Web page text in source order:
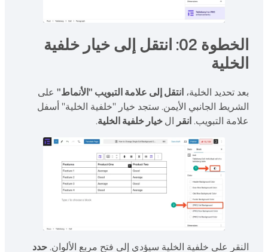
الخطوة 02: انتقل إلى خيار خلفية
الخلية
بعد تحديد الخلية، انتقل إلى علامة التبويب "الأنماط" على
الشريط الجانبي الأيمن. ستجد خيار "خلفية الخلية" أسفل
علامة التبويب.انقر الخيار خلفية الخلية.
النقر على خلفية الخلية سيؤدي إلى فتح مربع الألوان.حدد